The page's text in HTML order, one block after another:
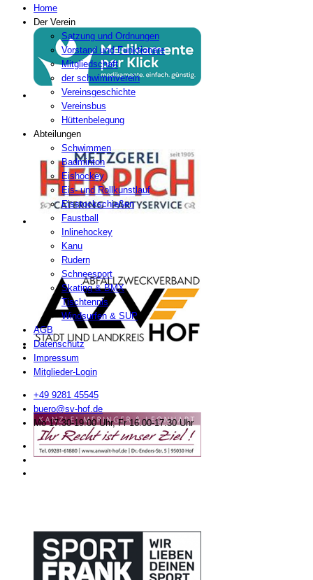
Home
Der Verein
Satzung und Ordnungen
Vorstand und Funktionäre
Mitgliedschaft
der schwimmverein
Vereinsgeschichte
Vereinsbus
Hüttenbelegung
Abteilungen
Schwimmen
Badminton
Eishockey
Eis- und Rollkunstlauf
Eisstockschießen
Faustball
Inlinehockey
Kanu
Rudern
Schneesport
Skating & BMX
Tischtennis
Windsurfen & SUP
AGB
Datenschutz
Impressum
Mitglieder-Login
+49 9281 45545
buero@sv-hof.de
Mo 17.30-19.00 Uhr, Fr 16.00-17.30 Uhr